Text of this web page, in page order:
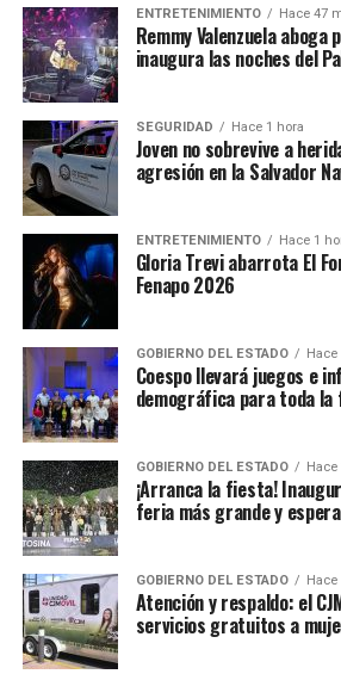
ENTRETENIMIENTO Hace 47
Remmy Valenzuela aboga
inaugura las noches del
SEGURIDAD Hace 1 hora
Joven no sobrevive a
agresión en la Salvador
ENTRETENIMIENTO Hace 1
Gloria Trevi abarrota El
Fenapo 2026
GOBIERNO DEL ESTADO
Coespo llevará juegos e
demográfica para toda la
GOBIERNO DEL ESTADO
¡Arranca la fiesta!
feria más grande y
GOBIERNO DEL ESTADO
Atención y respaldo: el
servicios gratuitos a